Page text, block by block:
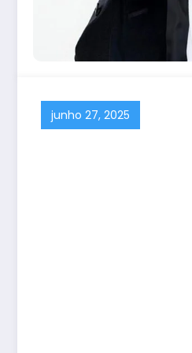
junho 27, 2025